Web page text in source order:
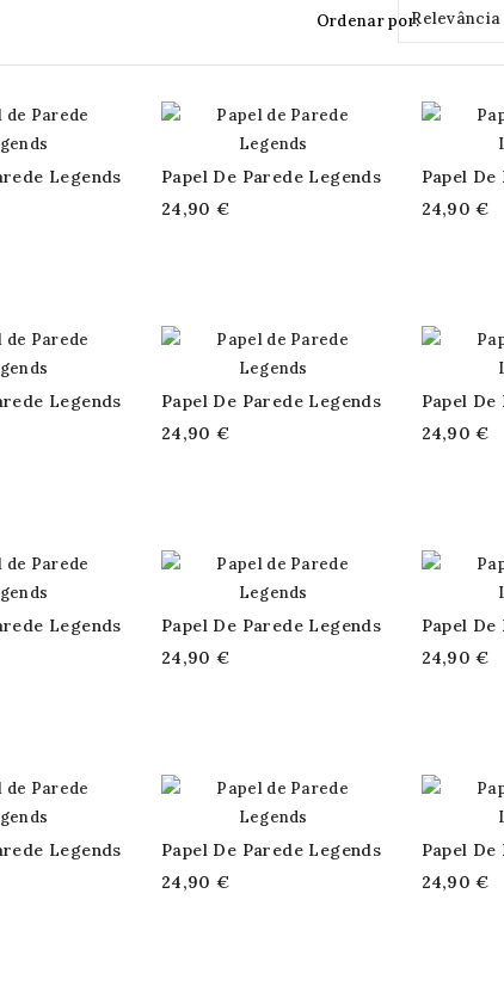
Ordenar por:Relevância
Legends
Papel De Parede Legends
24,90 €
Papel
24,90 €
Legends
Papel De Parede Legends
24,90 €
Papel
24,90 €
Legends
Papel De Parede Legends
24,90 €
Papel De
24,90 €
Legends
Papel De Parede Legends
24,90 €
Papel
24,90 €